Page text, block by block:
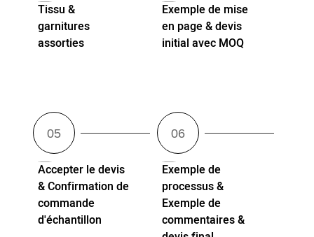
Tissu &
garnitures
assorties
Exemple de mise
en page & devis
initial avec MOQ
Accepter le devis
& Confirmation de
commande
d'échantillon
Exemple de
processus &
Exemple de
commentaires &